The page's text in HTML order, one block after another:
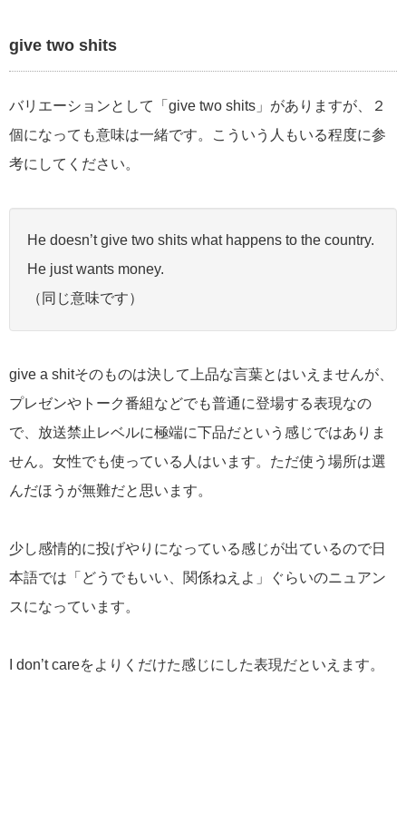
give two shits
バリエーションとして「give two shits」がありますが、２
個になっても意味は一緒です。こういう人もいる程度に参
考にしてください。
He doesn’t give two shits what happens to the country.
He just wants money.
（同じ意味です）
give a shitそのものは決して上品な言葉とはいえませんが、
プレゼンやトーク番組などでも普通に登場する表現なの
で、放送禁止レベルに極端に下品だという感じではありま
せん。女性でも使っている人はいます。ただ使う場所は選
んだほうが無難だと思います。
少し感情的に投げやりになっている感じが出ているので日
本語では「どうでもいい、関係ねえよ」ぐらいのニュアン
スになっています。
I don’t careをよりくだけた感じにした表現だといえます。